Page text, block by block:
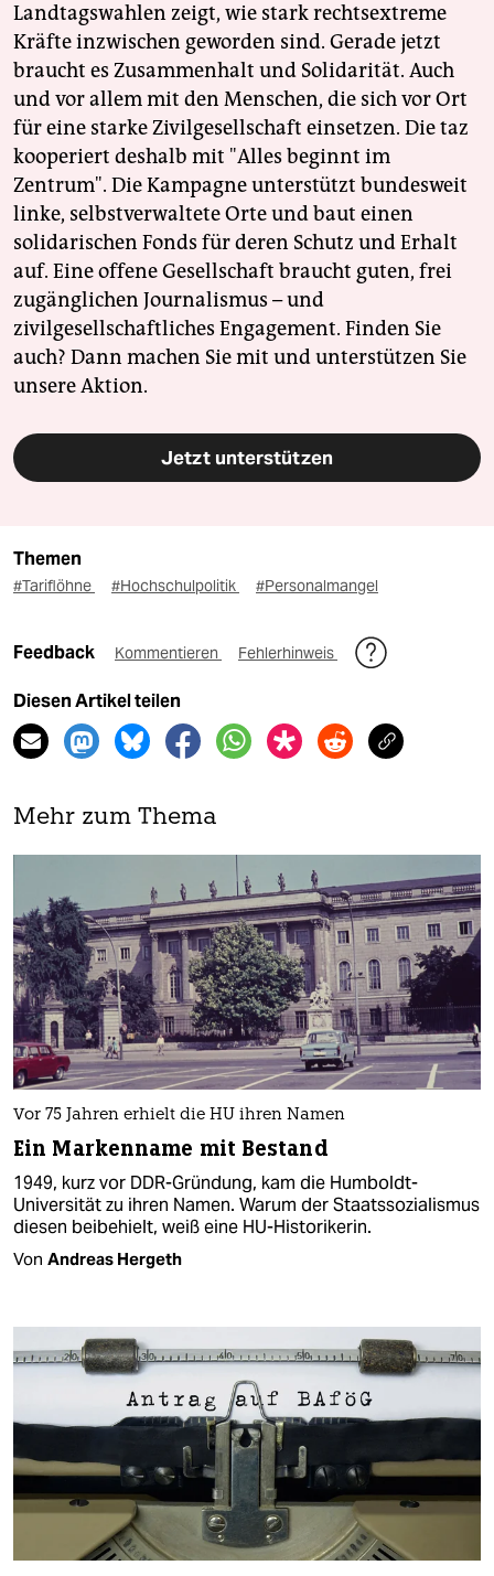
Landtagswahlen zeigt, wie stark rechtsextreme
Kräfte inzwischen geworden sind. Gerade jetzt
braucht es Zusammenhalt und Solidarität. Auch
und vor allem mit den Menschen, die sich vor Ort
für eine starke Zivilgesellschaft einsetzen. Die taz
kooperiert deshalb mit "Alles beginnt im
Zentrum". Die Kampagne unterstützt bundesweit
linke, selbstverwaltete Orte und baut einen
solidarischen Fonds für deren Schutz und Erhalt
auf. Eine offene Gesellschaft braucht guten, frei
zugänglichen Journalismus – und
zivilgesellschaftliches Engagement. Finden Sie
auch? Dann machen Sie mit und unterstützen Sie
unsere Aktion.
Jetzt unterstützen
Themen
#Tariflöhne #Hochschulpolitik #Personalmangel
Feedback Kommentieren Fehlerhinweis
Diesen Artikel teilen
Mehr zum Thema
Vor 75 Jahren erhielt die HU ihren Namen
Ein Markenname mit Bestand
1949, kurz vor DDR-Gründung, kam die Humboldt-
Universität zu ihren Namen. Warum der Staatssozialismus
diesen beibehielt, weiß eine HU-Historikerin.
Von Andreas Hergeth